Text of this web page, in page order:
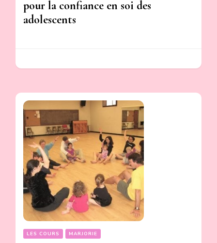
pour la confiance en soi des
adolescents
LES COURS MARJORIE